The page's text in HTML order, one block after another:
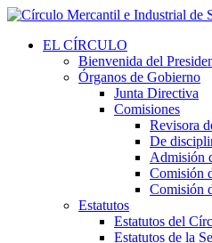
EL CÍRCULO
Bienvenida del
Órganos de Gobierno
Junta Directiva
Comisiones
Revisora
De
Admisión
Comisión
Comisión
Estatutos
Estatutos del
Estatutos de la